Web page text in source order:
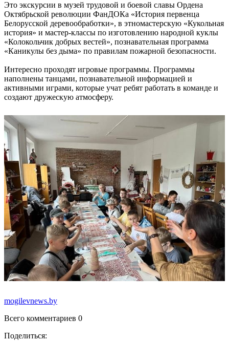
Это экскурсии в музей трудовой и боевой славы Ордена
Октябрьской революции ФанДОКа «История первенца
Белорусской деревообработки», в этномастерскую «Кукольная
история» и мастер-классы по изготовлению народной куклы
«Колокольчик добрых вестей», познавательная программа
«Каникулы без дыма» по правилам пожарной безопасности.
Интересно проходят игровые программы. Программы
наполнены танцами, познавательной информацией и
активными играми, которые учат ребят работать в команде и
создают дружескую атмосферу.
mogilevnews.by
Всего комментариев 0
Поделиться: